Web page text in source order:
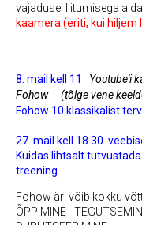
vajadusel liitumisega
kaamera (eriti, kui hiljem
8. mail kell 11
Youtube'i
Fohow
(tõlge vene
Fohow 10 klassikalist
27. mail kell 18.30
Kuidas lihtsalt
treening.
Fohow äri võib kokku
ÕPPIMINE -